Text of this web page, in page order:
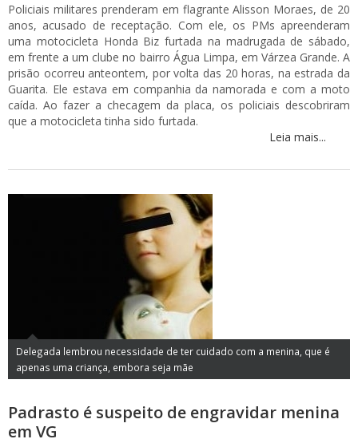
Policiais militares prenderam em flagrante Alisson Moraes, de 20
anos, acusado de receptação. Com ele, os PMs apreenderam
uma motocicleta Honda Biz furtada na madrugada de sábado,
em frente a um clube no bairro Água Limpa, em Várzea Grande. A
prisão ocorreu anteontem, por volta das 20 horas, na estrada da
Guarita. Ele estava em companhia da namorada e com a moto
caída. Ao fazer a checagem da placa, os policiais descobriram
que a motocicleta tinha sido furtada.
Leia mais...
Delegada lembrou necessidade de ter cuidado com a menina, que é
apenas uma criança, embora seja mãe
Padrasto é suspeito de engravidar menina
em VG